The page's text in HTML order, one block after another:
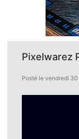
Pixelwarez
Posté le vendredi